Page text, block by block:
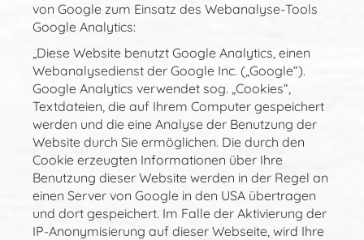
von Google zum Einsatz des Webanalyse-Tools
Google Analytics:
„Diese Website benutzt Google Analytics, einen
Webanalysedienst der Google Inc. („Google“).
Google Analytics verwendet sog. „Cookies“,
Textdateien, die auf Ihrem Computer gespeichert
werden und die eine Analyse der Benutzung der
Website durch Sie ermöglichen. Die durch den
Cookie erzeugten Informationen über Ihre
Benutzung dieser Website werden in der Regel an
einen Server von Google in den USA übertragen
und dort gespeichert. Im Falle der Aktivierung der
IP-Anonymisierung auf dieser Webseite, wird Ihre